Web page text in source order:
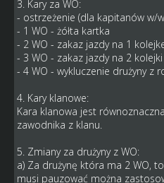
3. Kary za WO:
- ostrzeżenie (dla kapitanów w/
- 1 WO - żółta kartka
- 2 WO - zakaz jazdy na 1
- 3 WO - zakaz jazdy na 2 kolejki
- 4 WO - wykluczenie drużyny z
4. Kary klanowe:
Kara klanowa jest
zawodnika z klanu.
5. Zmiany za drużyny z WO:
a) Za drużynę która ma 2 WO,
musi pauzować można